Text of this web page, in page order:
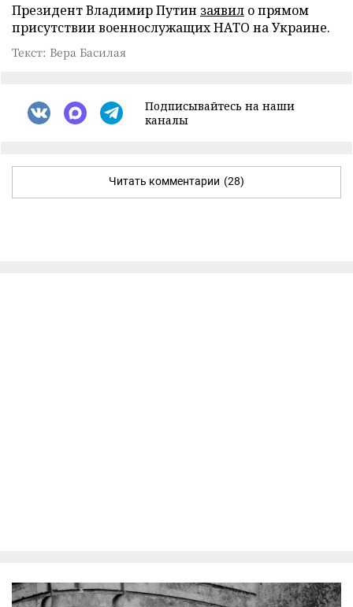
Президент Владимир Путин заявил о прямом
присутствии военнослужащих НАТО на Украине.
Текст: Вера Басилая
Подписывайтесь на наши
каналы
Читать комментарии (28)